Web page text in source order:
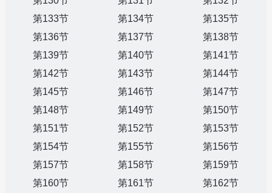
第133节
第134节
第135节
第136节
第137节
第138节
第139节
第140节
第141节
第142节
第143节
第144节
第145节
第146节
第147节
第148节
第149节
第150节
第151节
第152节
第153节
第154节
第155节
第156节
第157节
第158节
第159节
第160节
第161节 第162节